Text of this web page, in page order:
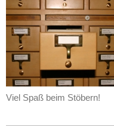
Viel Spaß beim Stöbern!